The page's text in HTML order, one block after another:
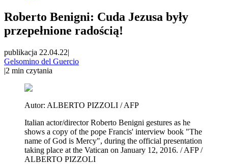
Roberto Benigni: Cuda Jezusa były
przepełnione radością!
publikacja 22.04.22|
Gelsomino del Guercio
|2 min czytania
Autor: ALBERTO PIZZOLI / AFP
Italian actor/director Roberto Benigni gestures as he
shows a copy of the pope Francis' interview book "The
name of God is Mercy", during the official presentation
taking place at the Vatican on January 12, 2016. / AFP /
ALBERTO PIZZOLI